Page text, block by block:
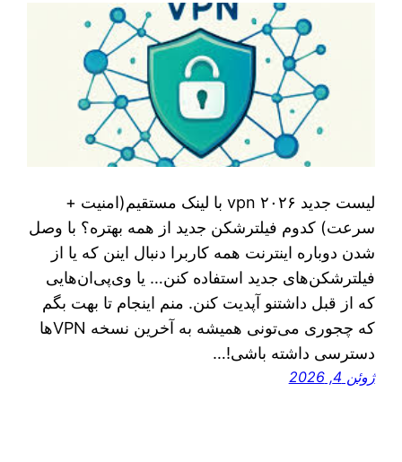
لیست جدید vpn ۲۰۲۶ با لینک مستقیم(امنیت +
سرعت) کدوم فیلترشکن جدید از همه بهتره؟ با وصل
شدن دوباره اینترنت همه کاربرا دنبال اینن که یا از
فیلترشکن‌های جدید استفاده کنن… یا وی‌پی‌ان‌هایی
که از قبل داشتنو آپدیت کنن. منم اینجام تا بهت بگم
که چجوری می‌تونی همیشه به آخرین نسخه VPNها
دسترسی داشته باشی!…
ژوئن 4, 2026